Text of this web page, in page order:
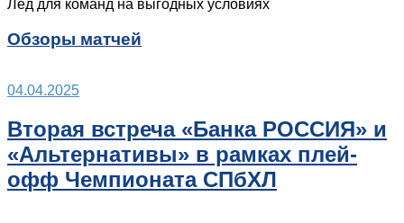
Лёд для команд на выгодных условиях
Обзоры матчей
04.04.2025
Вторая встреча «Банка РОССИЯ» и
«Альтернативы» в рамках плей-
офф Чемпионата СПбХЛ